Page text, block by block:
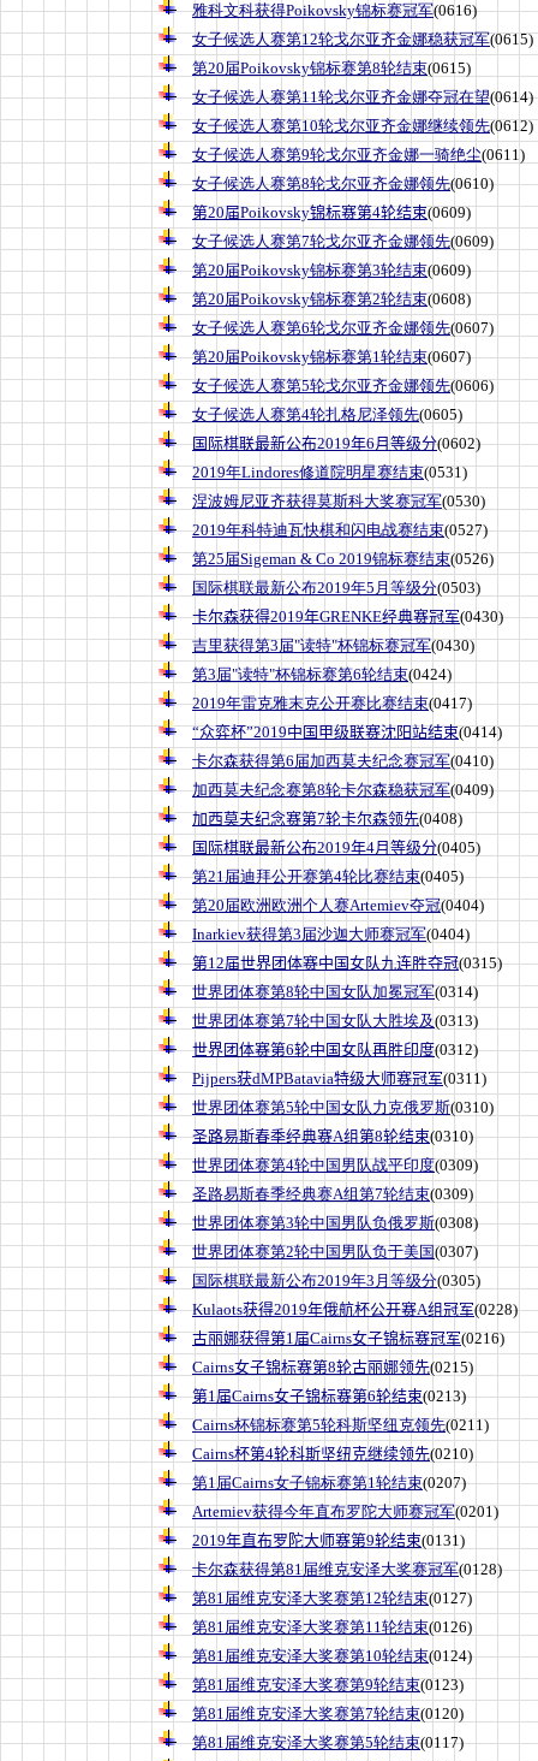
雅科文科获得Poikovsky锦标赛冠军(0616)
女子候选人赛第12轮戈尔亚齐金娜稳获冠军(0615)
第20届Poikovsky锦标赛第8轮结束(0615)
女子候选人赛第11轮戈尔亚齐金娜夺冠在望(0614)
女子候选人赛第10轮戈尔亚齐金娜继续领先(0612)
女子候选人赛第9轮戈尔亚齐金娜一骑绝尘(0611)
女子候选人赛第8轮戈尔亚齐金娜领先(0610)
第20届Poikovsky锦标赛第4轮结束(0609)
女子候选人赛第7轮戈尔亚齐金娜领先(0609)
第20届Poikovsky锦标赛第3轮结束(0609)
第20届Poikovsky锦标赛第2轮结束(0608)
女子候选人赛第6轮戈尔亚齐金娜领先(0607)
第20届Poikovsky锦标赛第1轮结束(0607)
女子候选人赛第5轮戈尔亚齐金娜领先(0606)
女子候选人赛第4轮扎格尼泽领先(0605)
国际棋联最新公布2019年6月等级分(0602)
2019年Lindores修道院明星赛结束(0531)
涅波姆尼亚齐获得莫斯科大奖赛冠军(0530)
2019年科特迪瓦快棋和闪电战赛结束(0527)
第25届Sigeman & Co 2019锦标赛结束(0526)
国际棋联最新公布2019年5月等级分(0503)
卡尔森获得2019年GRENKE经典赛冠军(0430)
吉里获得第3届"读特"杯锦标赛冠军(0430)
第3届"读特"杯锦标赛第6轮结束(0424)
2019年雷克雅末克公开赛比赛结束(0417)
“众弈杯”2019中国甲级联赛沈阳站结束(0414)
卡尔森获得第6届加西莫夫纪念赛冠军(0410)
加西莫夫纪念赛第8轮卡尔森稳获冠军(0409)
加西莫夫纪念赛第7轮卡尔森领先(0408)
国际棋联最新公布2019年4月等级分(0405)
第21届迪拜公开赛第4轮比赛结束(0405)
第20届欧洲欧洲个人赛Artemiev夺冠(0404)
Inarkiev获得第3届沙迦大师赛冠军(0404)
第12届世界团体赛中国女队九连胜夺冠(0315)
世界团体赛第8轮中国女队加冕冠军(0314)
世界团体赛第7轮中国女队大胜埃及(0313)
世界团体赛第6轮中国女队再胜印度(0312)
Pijpers获dMPBatavia特级大师赛冠军(0311)
世界团体赛第5轮中国女队力克俄罗斯(0310)
圣路易斯春季经典赛A组第8轮结束(0310)
世界团体赛第4轮中国男队战平印度(0309)
圣路易斯春季经典赛A组第7轮结束(0309)
世界团体赛第3轮中国男队负俄罗斯(0308)
世界团体赛第2轮中国男队负于美国(0307)
国际棋联最新公布2019年3月等级分(0305)
Kulaots获得2019年俄航杯公开赛A组冠军(0228)
古丽娜获得第1届Cairns女子锦标赛冠军(0216)
Cairns女子锦标赛第8轮古丽娜领先(0215)
第1届Cairns女子锦标赛第6轮结束(0213)
Cairns杯锦标赛第5轮科斯坚纽克领先(0211)
Cairns杯第4轮科斯坚纽克继续领先(0210)
第1届Cairns女子锦标赛第1轮结束(0207)
Artemiev获得今年直布罗陀大师赛冠军(0201)
2019年直布罗陀大师赛第9轮结束(0131)
卡尔森获得第81届维克安泽大奖赛冠军(0128)
第81届维克安泽大奖赛第12轮结束(0127)
第81届维克安泽大奖赛第11轮结束(0126)
第81届维克安泽大奖赛第10轮结束(0124)
第81届维克安泽大奖赛第9轮结束(0123)
第81届维克安泽大奖赛第7轮结束(0120)
第81届维克安泽大奖赛第5轮结束(0117)